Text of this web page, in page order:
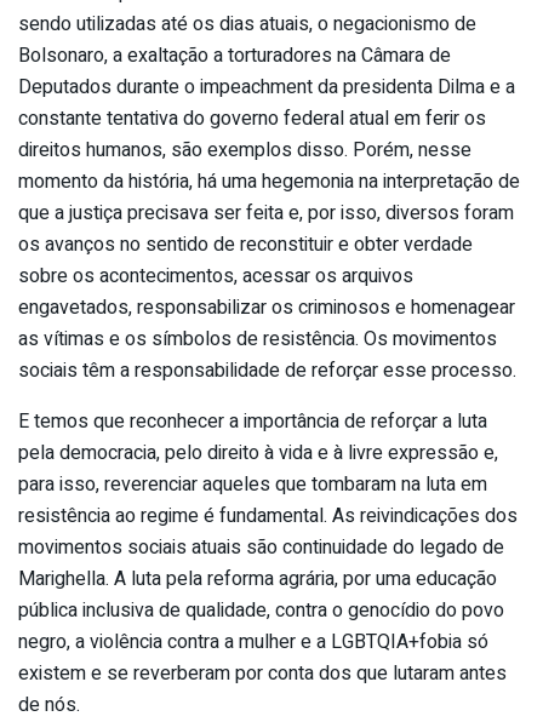
sendo utilizadas até os dias atuais, o negacionismo de
Bolsonaro, a exaltação a torturadores na Câmara de
Deputados durante o impeachment da presidenta Dilma e a
constante tentativa do governo federal atual em ferir os
direitos humanos, são exemplos disso. Porém, nesse
momento da história, há uma hegemonia na interpretação de
que a justiça precisava ser feita e, por isso, diversos foram
os avanços no sentido de reconstituir e obter verdade
sobre os acontecimentos, acessar os arquivos
engavetados, responsabilizar os criminosos e homenagear
as vítimas e os símbolos de resistência. Os movimentos
sociais têm a responsabilidade de reforçar esse processo.
E temos que reconhecer a importância de reforçar a luta
pela democracia, pelo direito à vida e à livre expressão e,
para isso, reverenciar aqueles que tombaram na luta em
resistência ao regime é fundamental. As reivindicações dos
movimentos sociais atuais são continuidade do legado de
Marighella. A luta pela reforma agrária, por uma educação
pública inclusiva de qualidade, contra o genocídio do povo
negro, a violência contra a mulher e a LGBTQIA+fobia só
existem e se reverberam por conta dos que lutaram antes
de nós.